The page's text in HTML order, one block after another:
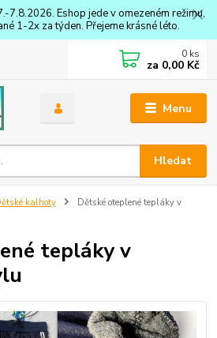
7.8.2026. Eshop jede v omezeném režimu,
1-2x za týden. Přejeme krásné léto.
Menu
Hledat
0 ks
za 0,00 Kč
kalhoty
Dětské oteplené tepláky v
tepláky v